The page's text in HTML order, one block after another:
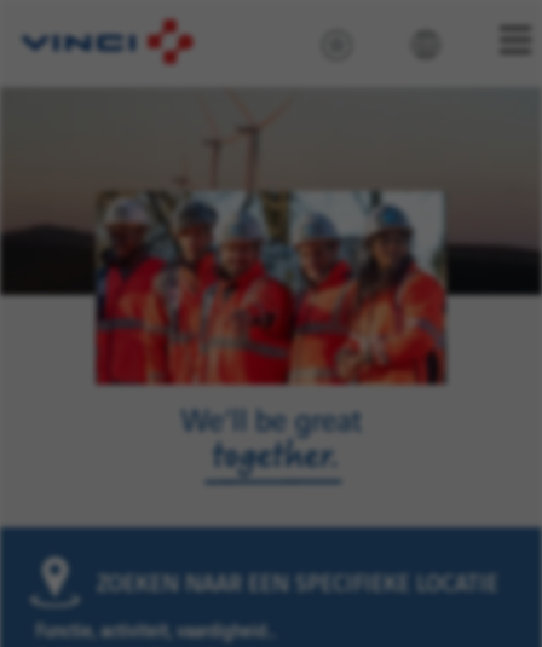
ZOEKEN NAAR EEN SPECIFIEKE LOCATIE
Functie, activiteit, vaardigheid…